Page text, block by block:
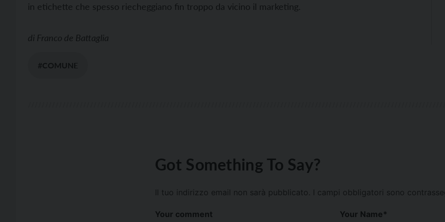
in etichette che spesso riecheggiano fin troppo da vicino il marketing.
di Franco de Battaglia
#COMUNE
Got Something To Say?
Il tuo indirizzo email non sarà pubblicato. I campi obbligatori sono
Your comment Your Name*